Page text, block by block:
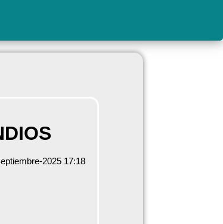
2025 17:18